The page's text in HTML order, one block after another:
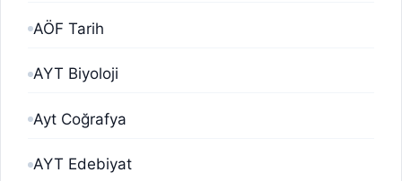
AÖF Tarih
AYT Biyoloji
Ayt Coğrafya
AYT Edebiyat